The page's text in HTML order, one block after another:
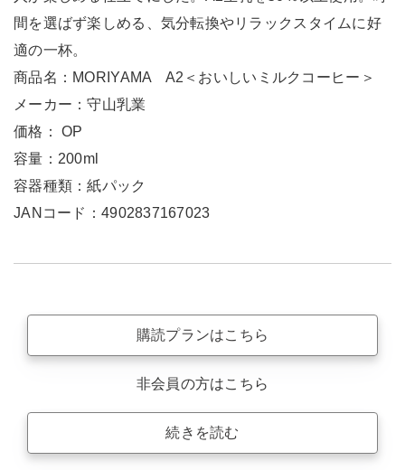
間を選ばず楽しめる、気分転換やリラックスタイムに好
適の一杯。
商品名：MORIYAMA A2＜おいしいミルクコーヒー＞
メーカー：守山乳業
価格： OP
容量：200ml
容器種類：紙パック
JANコード：4902837167023
購読プランはこちら
非会員の方はこちら
続きを読む